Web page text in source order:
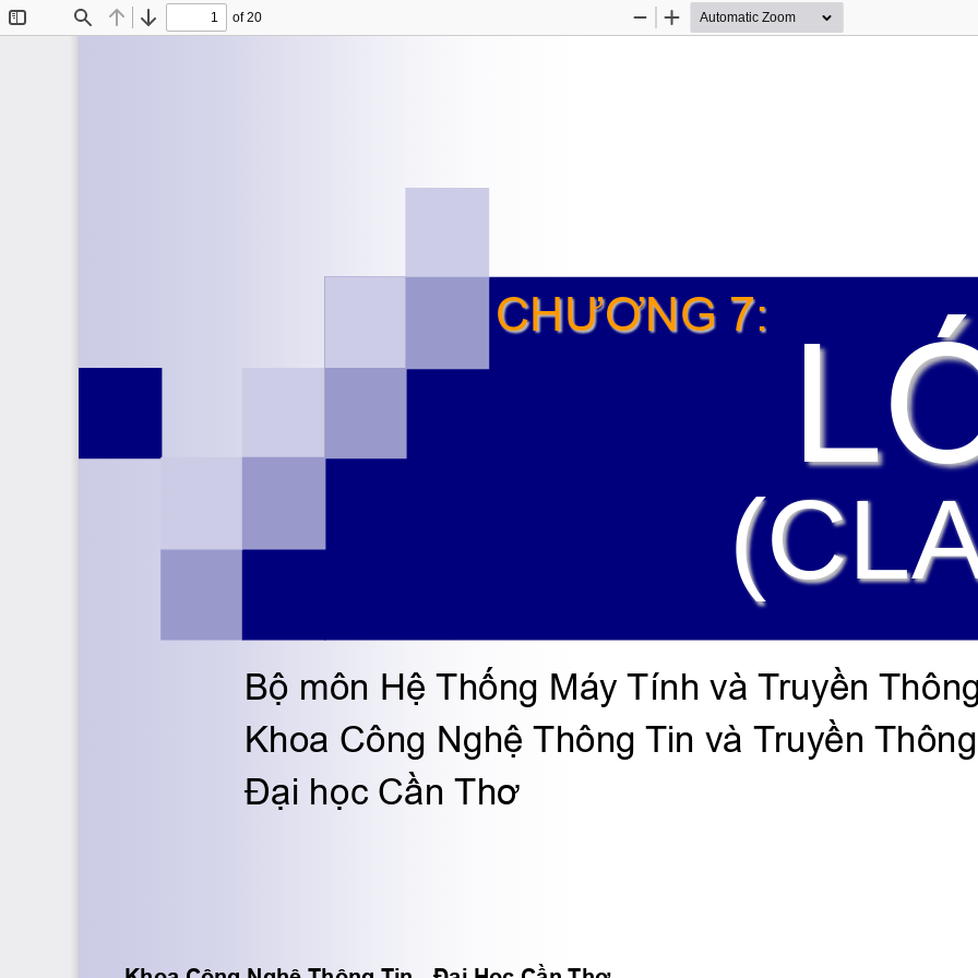
Find Previous
Next
of 20
Zoom
Zoom
Bộ môn Hệ Thống Máy Tính và Truyền Thông
Khoa Công Nghệ Thông Tin và Truyền Thông
Đại học Cần Thơ
CHƯƠNG 7: